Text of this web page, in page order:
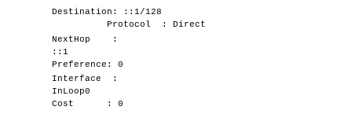
Destination: ::1/128
Protocol : Direct
NextHop :
::1
Preference: 0
Interface :
InLoop0
Cost : 0